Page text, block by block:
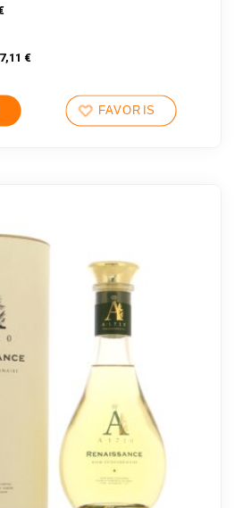
7,11 €
FAVORIS